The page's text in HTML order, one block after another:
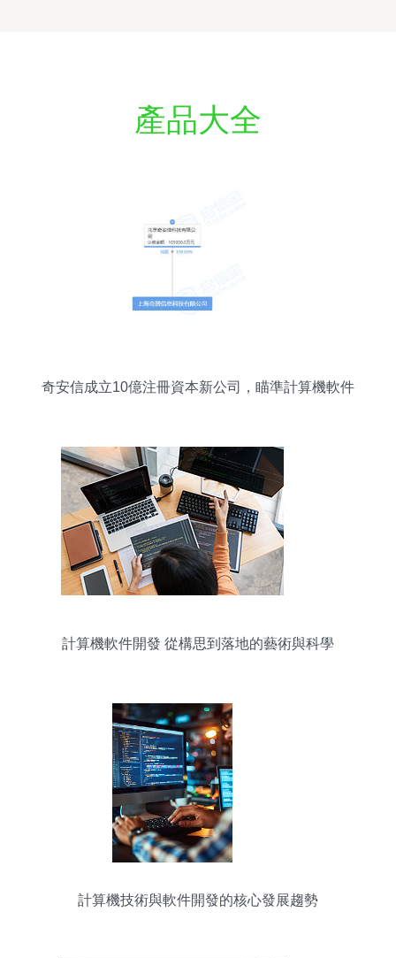
產品大全
奇安信成立10億注冊資本新公司，瞄準計算機軟件
計算機軟件開發 從構思到落地的藝術與科學
計算機技術與軟件開發的核心發展趨勢